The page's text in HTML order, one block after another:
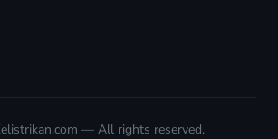
— All rights reserved.